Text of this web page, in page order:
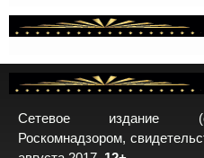
Сетевое издание
Роскомнадзором,